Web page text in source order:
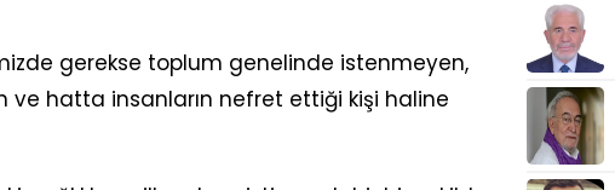
gerekse toplum genelinde istenmeyen,
ve hatta insanların nefret ettiği kişi haline